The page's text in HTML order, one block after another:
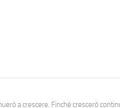
a crescere. Finché crescerò